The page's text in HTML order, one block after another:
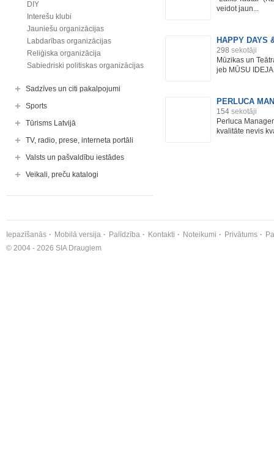
DIY
Interešu klubi
Jauniešu organizācijas
Labdarības organizācijas
Reliģiska organizācija
Sabiedriski politiskas organizācijas
Sadzīves un citi pakalpojumi
Sports
Tūrisms Latvijā
TV, radio, prese, interneta portāli
Valsts un pašvaldību iestādes
Veikali, preču katalogi
veidot jaun...
HAPPY DAYS
298 sekotāji
Mūzikas un
jeb MŪSU IDEJA
PERLUCA
154 sekotāji
Perluca
kvalitāte nevis
Iepazīšanās Mobilā versija Palīdzība Kontakti Noteikumi Privātums
© 2004 - 2026 SIA Draugiem